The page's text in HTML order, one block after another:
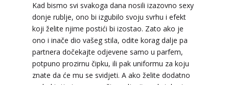
Kad bismo svi svakoga dana nosili izazovno sexy
donje rublje, ono bi izgubilo svoju svrhu i efekt
koji želite njime postići bi izostao. Zato ako je
ono i inače dio vašeg stila, odite korag dalje pa
partnera dočekajte odjevene samo u parfem,
potpuno prozirnu čipku, ili pak uniformu za koju
znate da će mu se svidjeti. A ako želite dodatno
oracle karte, duhovni razgovori
Broj tel: 064/600-600
tel:0,93€ - mob:1,12€ min